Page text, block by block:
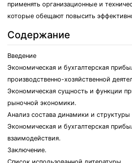
применять организационные и
которые обещают повысить
Содержание
Введение
Экономическая и бухгалтерская
производственно-хозяйственной
Экономическая сущность и функции
рыночной экономики.
Анализ состава динамики и
Экономическая и бухгалтерская
взаимодействия.
Заключение.